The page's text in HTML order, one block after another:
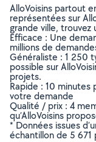
AlloVoisins partout
représentées sur
grande ville, trouvez
Efficace : Une
millions de
Généraliste : 1 250
possible sur
projets.
Rapide : 10
votre demande
Qualité / prix : 4
qu’AlloVoisins
* Données issues
échantillon de 5